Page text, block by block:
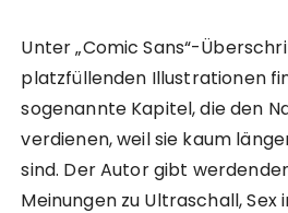
Unter „Comic Sans“-
platzfüllenden Illustrationen
sogenannte Kapitel, die den
verdienen, weil sie kaum
sind. Der Autor gibt
Meinungen zu Ultraschall, Sex